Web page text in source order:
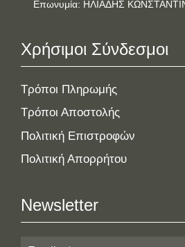
Επωνυμία: ΗΛΙΑΔΗΣ
Χρήσιμοι Σύνδεσμοι
Τρόποι Πληρωμής
Τρόποι Αποστολής
Πολιτική Επιστροφών
Πολιτική Απορρήτου
Newsletter